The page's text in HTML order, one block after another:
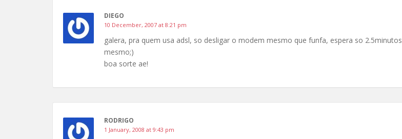
DIEGO
10 December, 2007 at 8:21 pm
galera, pra quem usa adsl, so desligar o modem mesmo que funfa, espera so 2.5minutos
mesmo;)
boa sorte ae!
RODRIGO
1 January, 2008 at 9:43 pm